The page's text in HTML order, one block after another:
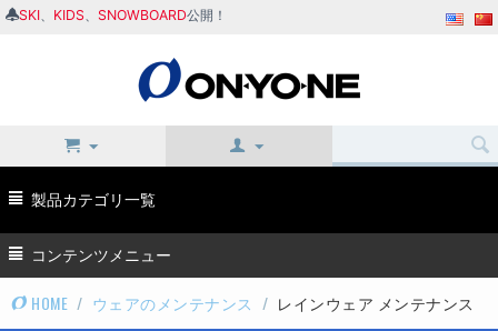
SKI KIDS SNOWBOARD公開！
製品カテゴリ一覧
コンテンツメニュー
HOME / ウェアのメンテナンス / レインウェア メンテナンス